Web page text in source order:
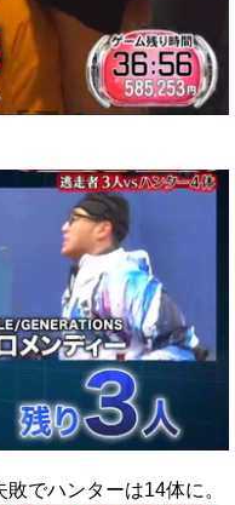
でハンターは14体に。